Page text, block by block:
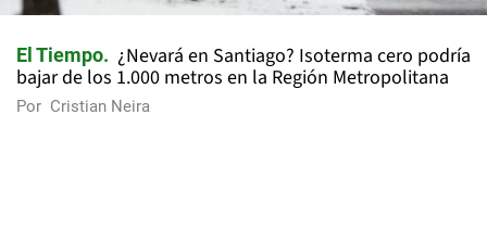
El Tiempo
¿Nevará en Santiago? Isoterma cero podría
bajar de los 1.000 metros en la Región Metropolitana
Por Cristian Neira